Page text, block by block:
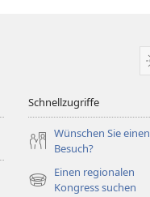
Schnellzugriffe
Wünschen Sie einen
Besuch?
Einen regionalen
Kongress suchen
(öffnet